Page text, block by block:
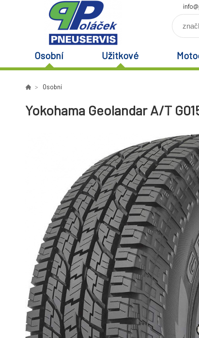
Osobní Užitkové
Osobní
Yokohama Geolandar A/T